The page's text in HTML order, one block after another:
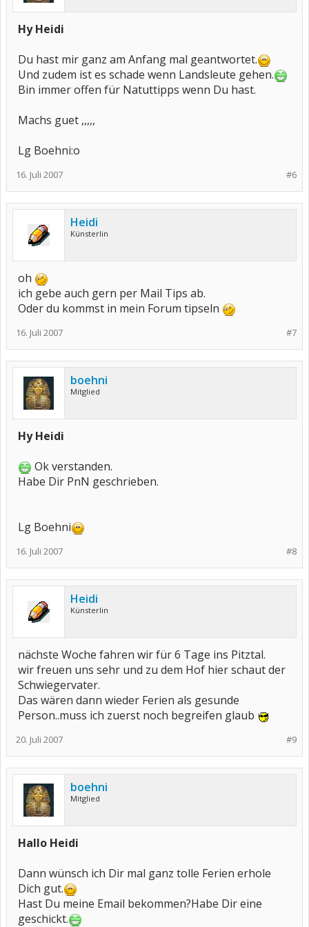
Hy Heidi
Du hast mir ganz am Anfang mal geantwortet.
Und zudem ist es schade wenn Landsleute gehen.
Bin immer offen für Natuttipps wenn Du hast.
Machs guet ,,,,,
Lg Boehni:o
#6
16. Juli 2007
Heidi
Künsterlin
oh
ich gebe auch gern per Mail Tips ab.
Oder du kommst in mein Forum tipseln
#7
16. Juli 2007
boehni
Mitglied
Hy Heidi
Ok verstanden.
Habe Dir PnN geschrieben.
Lg Boehni
#8
16. Juli 2007
Heidi
Künsterlin
nächste Woche fahren wir für 6 Tage ins Pitztal.
wir freuen uns sehr und zu dem Hof hier schaut der
Schwiegervater.
Das wären dann wieder Ferien als gesunde
Person..muss ich zuerst noch begreifen glaub
#9
20. Juli 2007
boehni
Mitglied
Hallo Heidi
Dann wünsch ich Dir mal ganz tolle Ferien erhole
Dich gut.
Hast Du meine Email bekommen?Habe Dir eine
geschickt.